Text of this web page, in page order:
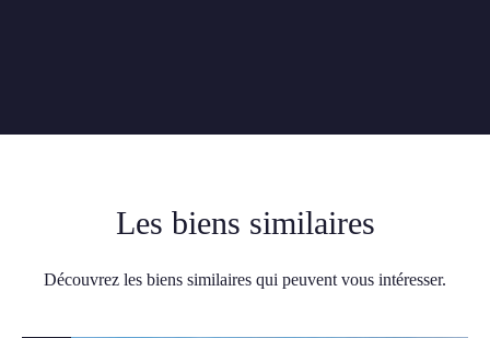
Les biens similaires
Découvrez les biens similaires qui peuvent vous intéresser.